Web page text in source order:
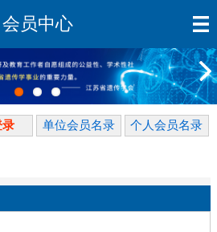
会员中心
录 单位会员名录 个人会员名录